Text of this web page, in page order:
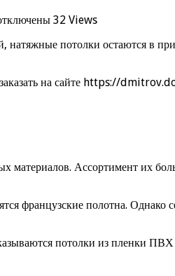
32 Views
потолки остаются в
на сайте https://
материалов. Ассортимент их
французские полотна. Однако
потолки из пленки